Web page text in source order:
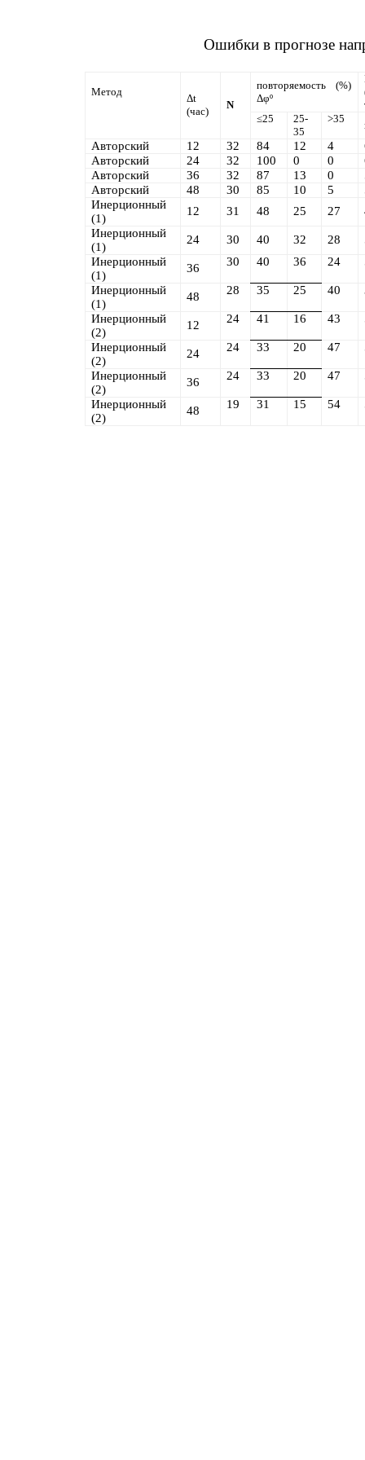
Ошибки в прогнозе
Метод
Δt
(час)
N
повторяемость(%)
Δφº
≤25
25-
35
>35
Авторский 12 32 84 12 4
Авторский
24 32 100 0 0
Авторский
36 32 87 13 0
Авторский
48 30 85 10 5
Инерционный
(1)
12 31 48 25 27
Инерционный
(1)
24 30 40 32 28
Инерционный
(1)
36 30 40 36 24
Инерционный
(1)
48 28 35 25 40
Инерционный
(2)
12 24 41 16 43
Инерционный
(2)
24 24 33 20 47
Инерционный
(2)
36 24 33 20 47
Инерционный
(2)
48 19 31 15 54